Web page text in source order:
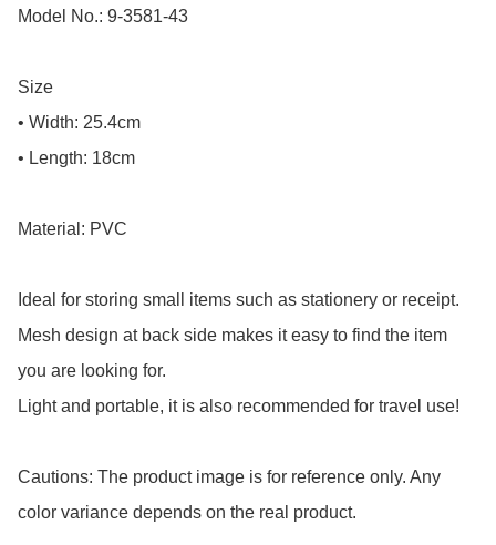
Model No.: 9-3581-43
Size
• Width: 25.4cm
• Length: 18cm
Material: PVC
Ideal for storing small items such as stationery or receipt.
Mesh design at back side makes it easy to find the item
you are looking for.
Light and portable, it is also recommended for travel use!
Cautions: The product image is for reference only. Any
color variance depends on the real product.